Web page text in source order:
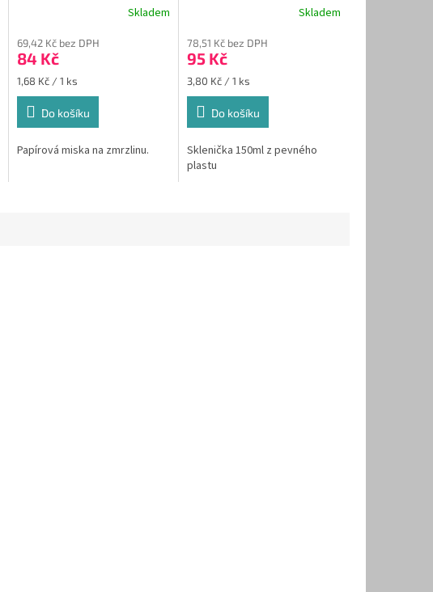
produktu
je
5,0
hvězdiček.
Skladem
69,42 Kč bez DPH
84 Kč
Měrná
cena:
1,68 Kč / 1 ks
Do košíku
Papírová miska na zmrzlinu.
produktu
je
4,3
hvězdiček.
Skladem
78,51 Kč bez DPH
95 Kč
Měrná
cena:
3,80 Kč / 1 ks
Do košíku
Sklenička 150ml z pevného
plastu